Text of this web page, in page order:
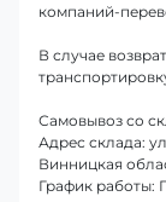
компаний-
В случае
Самовывоз со
Адрес склада:
Винницкая
График работы: